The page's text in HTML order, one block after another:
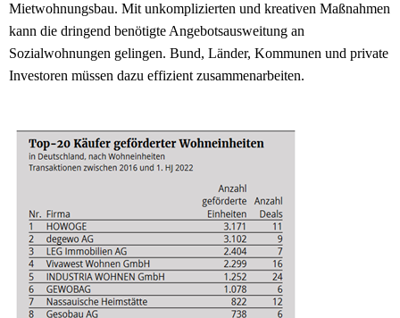
Mietwohnungsbau. Mit unkomplizierten und kreativen Maßnahmen
kann die dringend benötigte Angebotsausweitung an
Sozialwohnungen gelingen. Bund, Länder, Kommunen und private
Investoren müssen dazu effizient zusammenarbeiten.